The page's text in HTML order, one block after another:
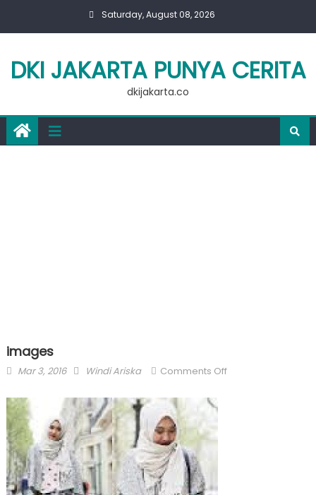
Saturday, August 08, 2026
DKI JAKARTA PUNYA CERITA
dkijakarta.co
images
Posted
Mar 3, 2016 Author
Windi Ariska Comments Offon